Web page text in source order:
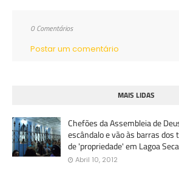
0 Comentários
Postar um comentário
MAIS LIDAS
Chefões da Assembleia de
escândalo e vão às barras
de 'propriedade' em Lagoa Seca
Abril 10, 2012